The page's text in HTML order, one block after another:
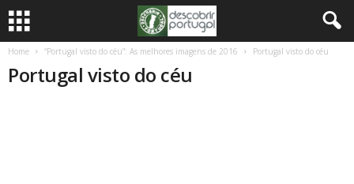
Home “Portugal visto do céu”: As melhores imagens de 2016 Portugal visto do céu
Portugal visto do céu